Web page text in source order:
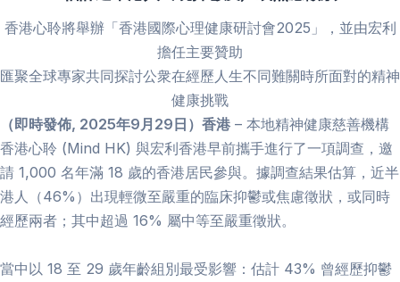
香港心聆將舉辦「香港國際心理健康研討會2025」，並由宏利
擔任主要贊助
匯聚全球專家共同探討公衆在經歷人生不同難關時所面對的精神
健康挑戰
（即時發佈, 2025年9月29日 ） 香港 – 本地精神健康慈善機構
香港心聆 (Mind HK) 與宏利香港早前攜手進行了一項調查，邀
請 1,000 名年滿 18 歲的香港居民參與。據調查結果估算，近半
港人（46%）出現輕微至嚴重的臨床抑鬱或焦慮徵狀，或同時
經歷兩者；其中超過 16% 屬中等至嚴重徵狀。
當中以 18 至 29 歲年齡組別最受影響：估計 43% 曾經歷抑鬱